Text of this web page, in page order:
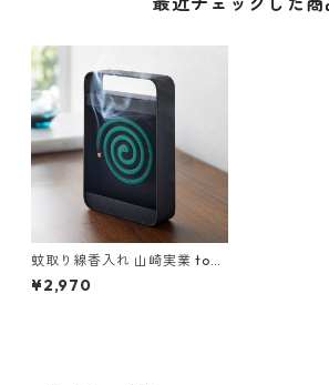
蚊取り線香入れ 山崎実業 tow
er タワー ハンドル付き蚊取り
線香スタンド ブラック
¥2,970